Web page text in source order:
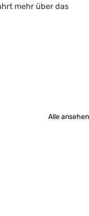
mehr über das
Alle ansehen